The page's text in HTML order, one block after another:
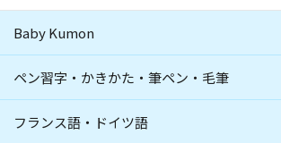
Baby Kumon
ペン習字・かきかた・筆ペン・毛筆
フランス語・ドイツ語